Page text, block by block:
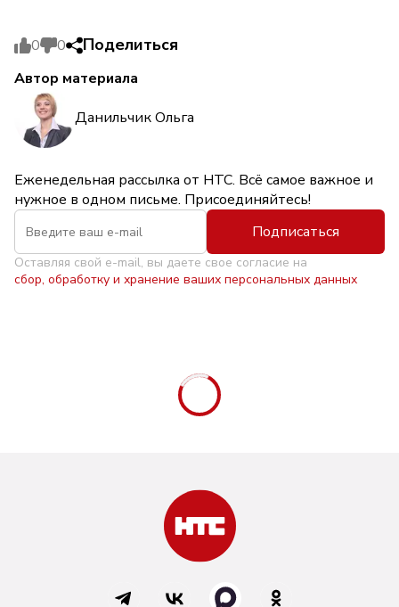
0 0 Поделиться
Автор материала
Данильчик Ольга
Еженедельная рассылка от НТС. Всё самое важное и
нужное в одном письме. Присоединяйтесь!
Подписаться
Оставляя свой e-mail, вы даете свое согласие на
сбор, обработку и хранение ваших персональных данных